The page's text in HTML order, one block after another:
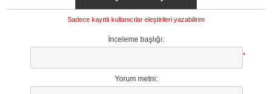
Sadece kayıtlı kullanıcılar eleştirileri yazabilirim
İnceleme başlığı:
*
Yorum metni: